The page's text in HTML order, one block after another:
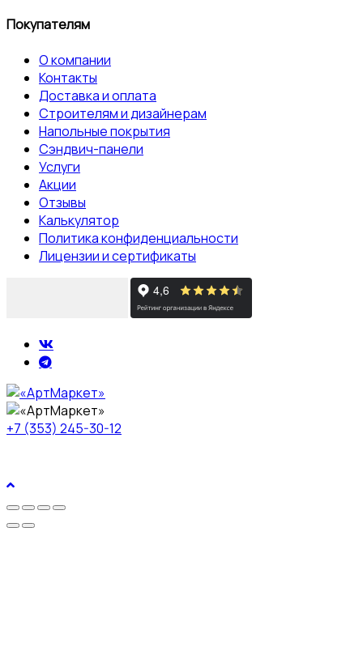
Покупателям
О компании
Контакты
Доставка и оплата
Строителям и дизайнерам
Напольные покрытия
Сэндвич-панели
Услуги
Акции
Отзывы
Калькулятор
Политика конфиденциальности
Лицензии и сертификаты
+7 (353) 245-30-12